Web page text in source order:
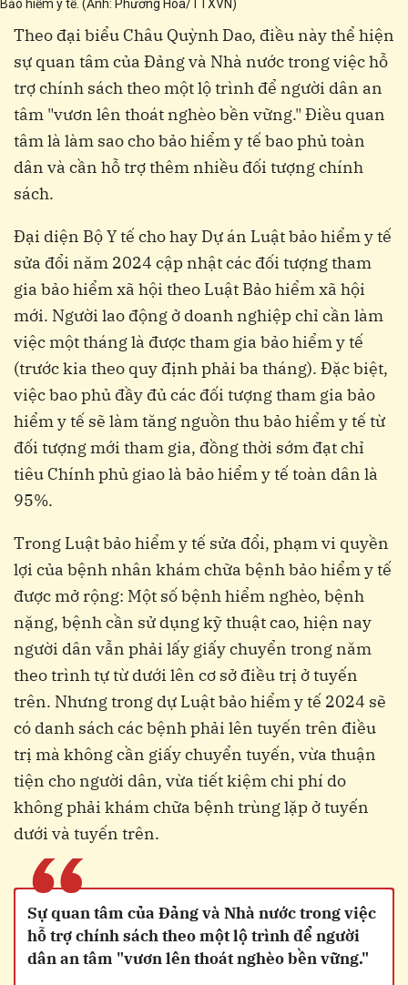
Bảo hiểm y tế. (Ảnh: Phương Hoa/TTXVN)
Theo đại biểu Châu Quỳnh Dao, điều này thể hiện
sự quan tâm của Đảng và Nhà nước trong việc hỗ
trợ chính sách theo một lộ trình để người dân an
tâm "vươn lên thoát nghèo bền vững." Điều quan
tâm là làm sao cho bảo hiểm y tế bao phủ toàn
dân và cần hỗ trợ thêm nhiều đối tượng chính
sách.
Đại diện Bộ Y tế cho hay Dự án Luật bảo hiểm y tế
sửa đổi năm 2024 cập nhật các đối tượng tham
gia bảo hiểm xã hội theo Luật Bảo hiểm xã hội
mới. Người lao động ở doanh nghiệp chỉ cần làm
việc một tháng là được tham gia bảo hiểm y tế
(trước kia theo quy định phải ba tháng). Đặc biệt,
việc bao phủ đầy đủ các đối tượng tham gia bảo
hiểm y tế sẽ làm tăng nguồn thu bảo hiểm y tế từ
đối tượng mới tham gia, đồng thời sớm đạt chỉ
tiêu Chính phủ giao là bảo hiểm y tế toàn dân là
95%.
Trong Luật bảo hiểm y tế sửa đổi, phạm vi quyền
lợi của bệnh nhân khám chữa bệnh bảo hiểm y tế
được mở rộng: Một số bệnh hiểm nghèo, bệnh
nặng, bệnh cần sử dụng kỹ thuật cao, hiện nay
người dân vẫn phải lấy giấy chuyển trong năm
theo trình tự từ dưới lên cơ sở điều trị ở tuyến
trên. Nhưng trong dự Luật bảo hiểm y tế 2024 sẽ
có danh sách các bệnh phải lên tuyến trên điều
trị mà không cần giấy chuyển tuyến, vừa thuận
tiện cho người dân, vừa tiết kiệm chi phí do
không phải khám chữa bệnh trùng lặp ở tuyến
dưới và tuyến trên.
“
Sự quan tâm của Đảng và Nhà nước trong việc
hỗ trợ chính sách theo một lộ trình để người
dân an tâm "vươn lên thoát nghèo bền vững."